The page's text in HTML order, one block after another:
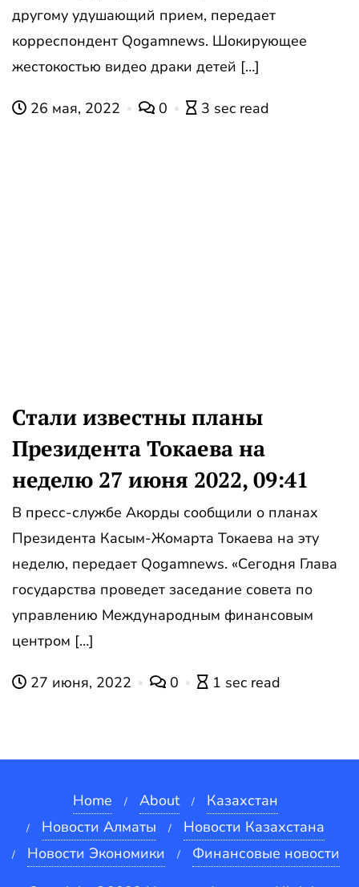
другому удушающий прием, передает
корреспондент Qogamnews. Шокирующее
жестокостью видео драки детей […]
26 мая, 2022 0 3 sec read
Стали известны планы
Президента Токаева на
неделю 27 июня 2022, 09:41
В пресс-службе Акорды сообщили о планах
Президента Касым-Жомарта Токаева на эту
неделю, передает Qogamnews. «Сегодня Глава
государства проведет заседание совета по
управлению Международным финансовым
центром […]
27 июня, 2022 0 1 sec read
Home About
Казахстан
Новости Алматы
Новости Казахстана
Новости Экономики
Финансовые новости